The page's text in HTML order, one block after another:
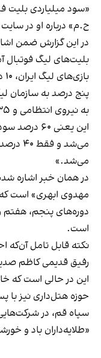
«سود میلیاردی بلیت
ح.م» درباره او در سایت
در این گزارش ضمن
بلیت‌های لیگ فوتبال
پنج درصد به سازمان
این یعنی
می‌شد
می‌شد.»
در همان خبر اشاره
مهدوی ابهری» است که
دوره‌های پنجم،
است.
نکته قابل تامل
رفیق قدیمی کاظم
این در حالی است که
حوزه هتل‌داری نیز با
سپاه قم، در شرکت‌هایی
«طلایه‌داران باد و